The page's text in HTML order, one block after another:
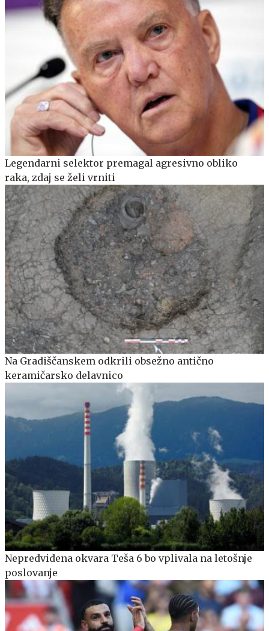
Legendarni selektor premagal agresivno obliko
raka, zdaj se želi vrniti
Na Gradiščanskem odkrili obsežno antično
keramičarsko delavnico
Nepredvidena okvara Teša 6 bo vplivala na letošnje
poslovanje